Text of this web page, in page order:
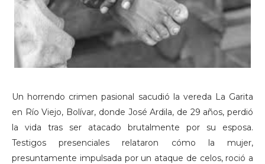
Un horrendo crimen pasional sacudió la vereda La Garita
en Río Viejo, Bolívar, donde José Ardila, de 29 años, perdió
la vida tras ser atacado brutalmente por su esposa.
Testigos presenciales relataron cómo la mujer,
presuntamente impulsada por un ataque de celos, roció a